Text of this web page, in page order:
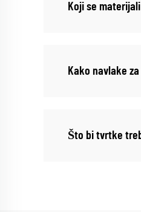
Koji se
Kako navlake
Što bi tvrtke